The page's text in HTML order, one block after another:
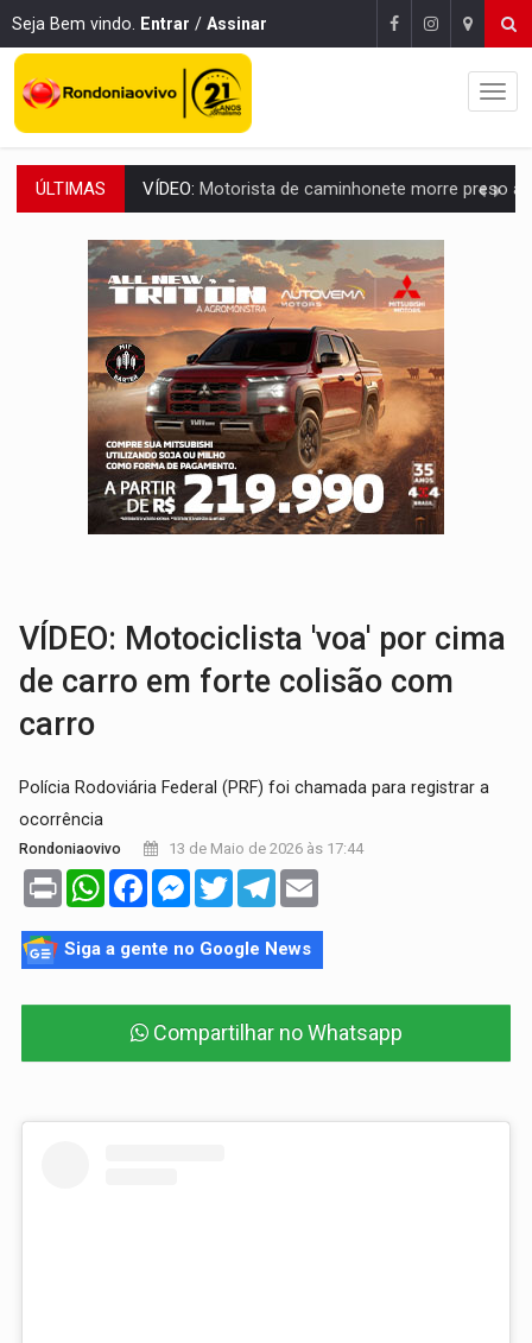
Seja Bem vindo. Entrar / Assinar
ÚLTIMAS LAZER:Seis lugares gratuitos para aproveitar o fim de semana
VÍDEO:FTICCO e Força Tática prendem membro do CV com arma e drogas
INCLUSÃO:Prefeitura fortalece parceria com a APAE para ampliar ações
DEFESA:Exército testa inovações no combate a drones durante
TEMAS SOCIOAMBIENTAIS:Em Itapuã do Oeste, CINEMAZÔNIA leva cinema
PREVISÃO:Interior de Rondônia terá sábado (8) de calor intenso
INFRAESTRUTURA:Após quase 30 anos de espera, asfalto chega ao
A ILHA:Coreografia de Rondônia estreia na programação do Festival de
VÍDEO: Motociclista 'voa' por cima
de carro em forte colisão com
carro
Polícia Rodoviária Federal (PRF) foi chamada para registrar a
ocorrência
Rondoniaovivo 13 de Maio de 2026 às 17:44
Print WhatsAppFacebookMessenger
TwitterTelegram
Siga a gente no Google News
Compartilhar no Whatsapp